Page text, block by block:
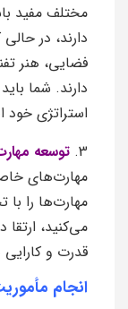
مختلف مفید
دارند، در
فضایی، هنر
دارند. شما
استراتژی خود
3. توسعه
مهارت‌های
مهارت‌ها را
می‌کنید،
قدرت و
انجام